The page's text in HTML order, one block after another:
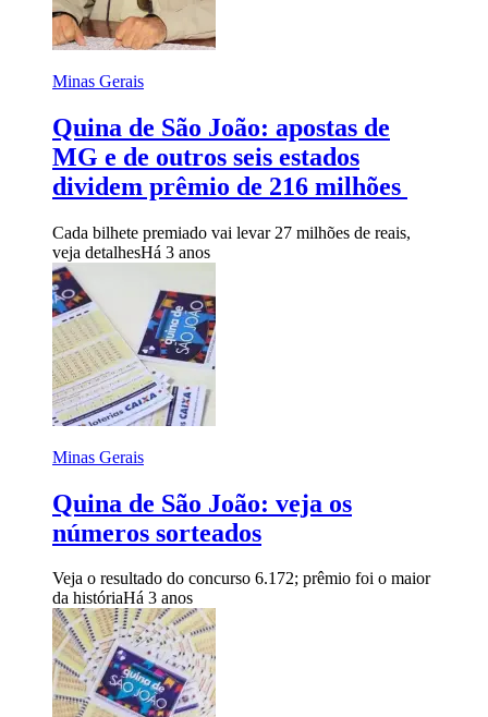
Minas Gerais
Quina de São João: apostas de
MG e de outros seis estados
dividem prêmio de 216 milhões
Cada bilhete premiado vai levar 27 milhões de reais,
veja detalhesHá 3 anos
Minas Gerais
Quina de São João: veja os
números sorteados
Veja o resultado do concurso 6.172; prêmio foi o maior
da históriaHá 3 anos